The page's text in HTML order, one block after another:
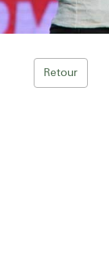
Retour